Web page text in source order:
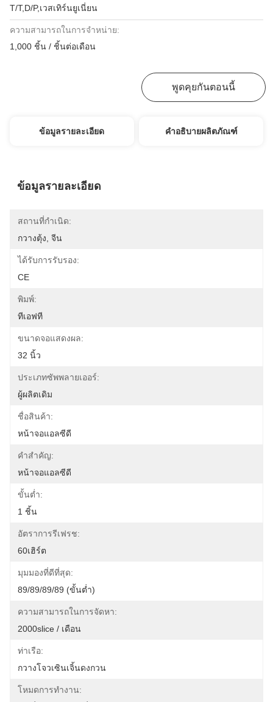
T/T,D/P,เวสเทิร์นยูเนี่ยน
ความสามารถในการจําหน่าย:
1,000 ชิ้น / ชิ้นต่อเดือน
พูดคุยกันตอนนี้
ข้อมูลรายละเอียด คำอธิบายผลิตภัณฑ์
ข้อมูลรายละเอียด
สถานที่กำเนิด:
กวางตุ้ง, จีน
ได้รับการรับรอง:
CE
พิมพ์:
ทีเอฟที
ขนาดจอแสดงผล:
32 นิ้ว
ประเภทซัพพลายเออร์:
ผู้ผลิตเดิม
ชื่อสินค้า:
หน้าจอแอลซีดี
คำสำคัญ:
หน้าจอแอลซีดี
ขั้นต่ำ:
1 ชิ้น
อัตราการรีเฟรช:
60เฮิร์ต
มุมมองที่ดีที่สุด:
89/89/89/89 (ขั้นต่ำ)
ความสามารถในการจัดหา:
2000slice / เดือน
ท่าเรือ:
กวางโจวเซินเจิ้นดงกวน
โหมดการทำงาน: